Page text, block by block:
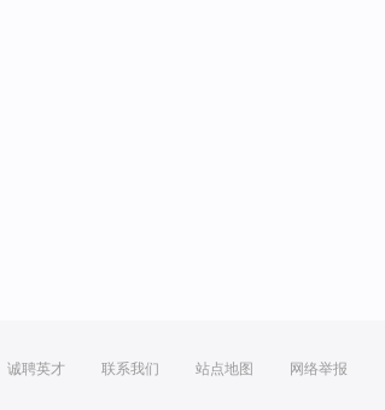
诚聘英才 联系我们 站点地图 网络举报